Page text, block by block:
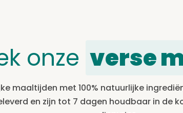
onze verse
maaltijden met 100% natuurlijke
en zijn tot 7 dagen houdbaar in de